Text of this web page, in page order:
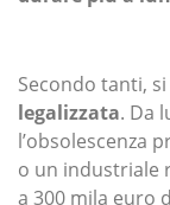
Secondo tanti,
legalizzata. Da
l’obsolescenza
o un industriale
a 300 mila euro